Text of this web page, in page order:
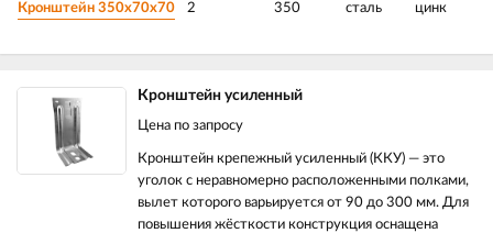
Кронштейн 350х70х70 2 350 сталь цинк
Кронштейн усиленный
Цена по запросу
Кронштейн крепежный усиленный (ККУ) — это
уголок с неравномерно расположенными полками,
вылет которого варьируется от 90 до 300 мм. Для
повышения жёсткости конструкция оснащена